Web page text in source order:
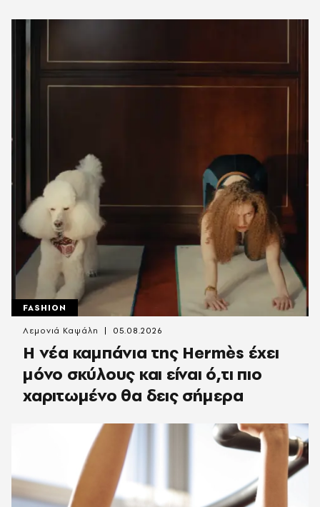
FASHION
Η νέα καμπάνια της Hermès έχει
μόνο σκύλους και είναι ό,τι πιο
χαριτωμένο θα δεις σήμερα
Λεμονιά Καψάλη 05.08.2026